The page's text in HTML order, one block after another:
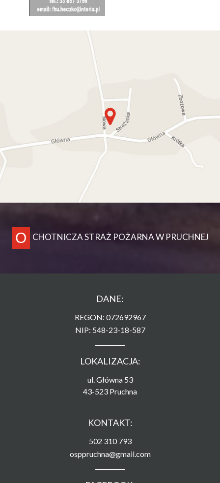
O CHOTNICZA STRAŻ POŻARNA W PRUCHNEJ
DANE:
REGON: 072692967
NIP: 548-23-18-587
LOKALIZACJA:
ul. Główna 53
43-523 Pruchna
KONTAKT:
502 310 793
osppruchna@gmail.com